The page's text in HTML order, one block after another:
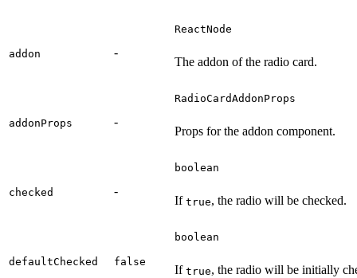
addon -
ReactNode
The addon of the radio card.
addonProps -
RadioCardAddonProps
Props for the addon component.
checked -
boolean
If true, the radio will be checked.
defaultChecked false
boolean
If true, the radio will be initially